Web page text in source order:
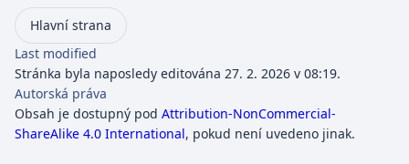
Hlavní strana
Last modified
Stránka byla naposledy editována 27. 2. 2026 v 08:19.
Autorská práva
Obsah je dostupný pod Attribution-NonCommercial-
ShareAlike 4.0 International, pokud není uvedeno jinak.